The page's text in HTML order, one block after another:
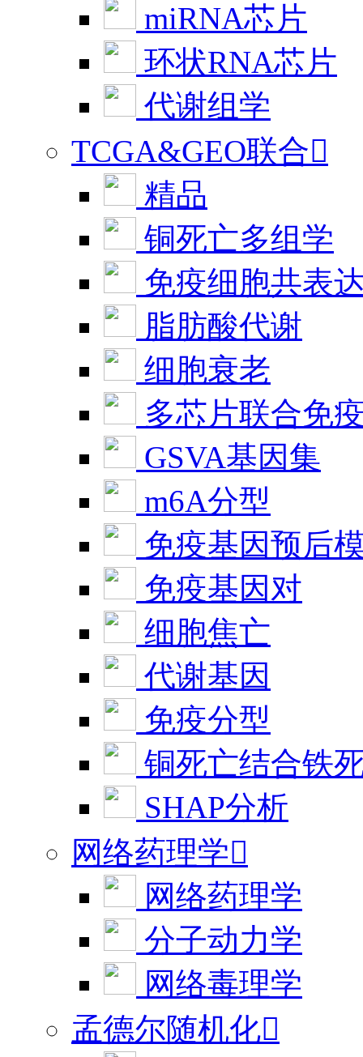
miRNA芯片
环状RNA芯片
代谢组学
TCGA&GEO联合
精品
铜死亡多组学
免疫细胞共表
脂肪酸代谢
细胞衰老
多芯片联合免
GSVA基因集
m6A分型
免疫基因预后
免疫基因对
细胞焦亡
代谢基因
免疫分型
铜死亡结合铁
SHAP分析
网络药理学
网络药理学
分子动力学
网络毒理学
孟德尔随机化